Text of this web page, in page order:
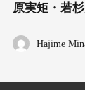
原実矩・若
Hajime